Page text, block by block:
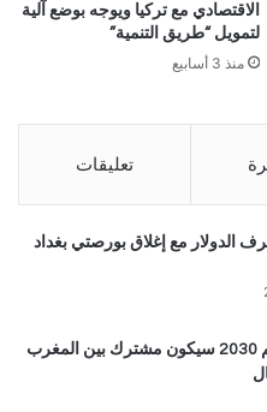
الاقتصادي مع تركيا ويوجه بوضع آلية
لتمويل “طريق التنمية”
منذ 3 أسابيع
تعليقات
الدولار مع إغلاق بورصتي بغداد
فيفا: كأس العالم 2030 سيكون مشترك بين المغرب